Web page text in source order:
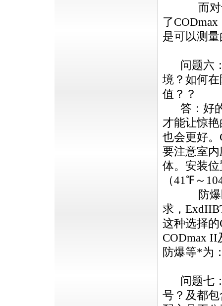
而对于
了CODmax
是可以测
问题六
境？如何
值？？
答：好的
才能让惊
也会更好。
要注意室
体。安装
（41℉～
防爆区
求，ExdII
这种选择
CODmax II
防爆等*为
问题七
号？及都